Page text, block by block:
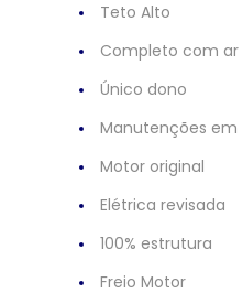
Teto Alto
Completo com
Único dono
Manutenções em
Motor original
Elétrica revisada
100% estrutura
Freio Motor